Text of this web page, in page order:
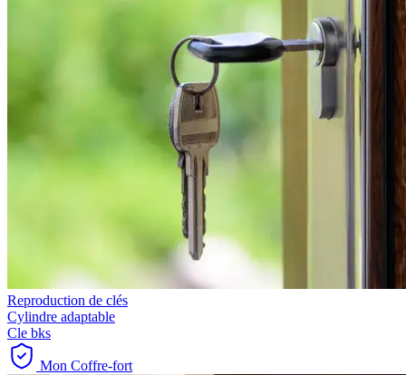
Reproduction de clés
Cylindre adaptable
Cle bks
Mon Coffre-fort